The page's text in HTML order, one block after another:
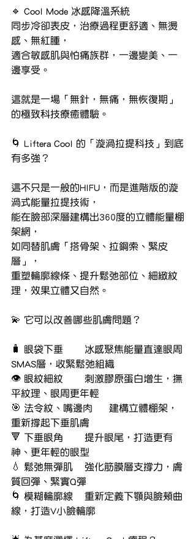
🔹 Cool Mode 冰感降溫系統
同步冷卻表皮，治療過程更舒適、無燙
感、無紅腫，
適合敏感肌與怕痛族群，一邊變美、一
邊享受。
這就是一場「無針，無痛，無恢復期」
的極致科技療癒體驗。
🌀 Liftera Cool 的「漩渦拉提科技」到底
有多強？
這不只是一般的HIFU，而是進階版的漩
渦式能量拉提技術，
能在臉部深層建構出360度的立體能量棚
架網，
如同替肌膚「搭骨架、拉鋼索、緊皮
層」，
重塑輪廓線條、提升鬆弛部位、細緻紋
理，效果立體又自然。
💫 它可以改善哪些肌膚問題？
🧳 眼袋下垂	冰感聚焦能量直達眼周
SMAS層，收緊鬆弛組織
👁️ 眼紋細紋	刺激膠原蛋白增生，撫
平紋理、眼周更年輕
🎯 法令紋、嘴邊肉	建構立體棚架，
重新撐起下垂肌膚
🔻 下垂眼角	提升眼尾，打造更有
神、更年輕的眼型
💧 鬆弛無彈肌	強化筋膜層支撐力，膚
質回彈、緊實Q彈
🌀 模糊輪廓線	重新定義下顎與臉頰曲
線，打造V小臉輪廓